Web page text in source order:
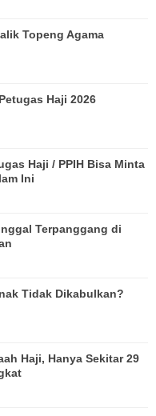
Topeng Agama
Haji 2026
Haji / PPIH Bisa Minta
Ini
Terpanggang di
Tidak Dikabulkan?
Haji, Hanya Sekitar 29